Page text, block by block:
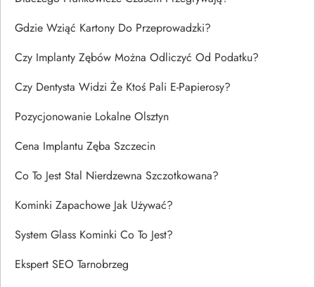
Gdzie Wziąć Kartony Do Przeprowadzki?
Czy Implanty Zębów Można Odliczyć Od Podatku?
Czy Dentysta Widzi Że Ktoś Pali E-Papierosy?
Pozycjonowanie Lokalne Olsztyn
Cena Implantu Zęba Szczecin
Co To Jest Stal Nierdzewna Szczotkowana?
Kominki Zapachowe Jak Używać?
System Glass Kominki Co To Jest?
Ekspert SEO Tarnobrzeg